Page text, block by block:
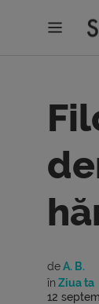
deA. B.
în Ziua ta
12